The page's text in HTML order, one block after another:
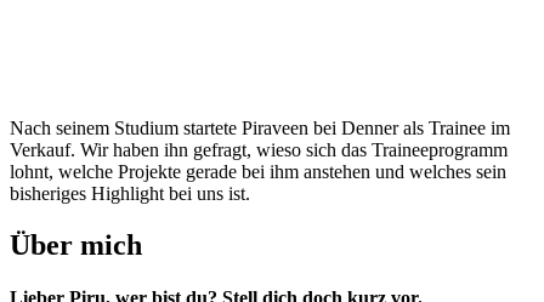
Nach seinem Studium startete Piraveen bei Denner als Trainee im
Verkauf. Wir haben ihn gefragt, wieso sich das Traineeprogramm
lohnt, welche Projekte gerade bei ihm anstehen und welches sein
bisheriges Highlight bei uns ist.
Über mich
Lieber Piru, wer bist du? Stell dich doch kurz vor.